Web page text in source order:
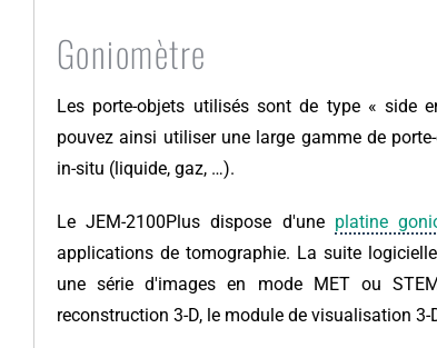
Goniomètre
Les porte-objets utilisés sont de type « side
pouvez ainsi utiliser une large gamme de
in-situ (liquide, gaz, …).
Le JEM-2100Plus dispose d'une platine
applications de tomographie. La suite
une série d'images en mode MET ou
reconstruction 3-D, le module de visualisation